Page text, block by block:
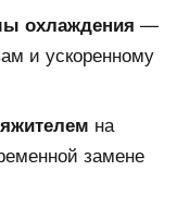
охлаждения —
и ускоренному
на
замене